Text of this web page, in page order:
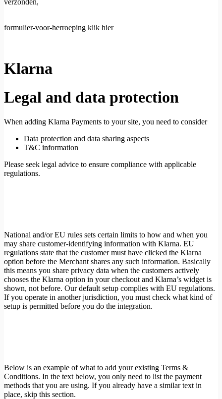
formulier-voor-herroeping klik hier
Klarna
Legal and data protection
When adding Klarna Payments to your site, you need to consider
Data protection and data sharing aspects
T&C information
Please seek legal advice to ensure compliance with applicable
regulations.
National and/or EU rules sets certain limits to how and when you
may share customer-identifying information with Klarna. EU
regulations state that the customer must have clicked the Klarna
option before the Merchant shares any such information. Basically
this means you share privacy data when the customers actively
chooses the Klarna option in your checkout and Klarna’s widget is
shown, not before. Our default setup complies with EU regulations.
If you operate in another jurisdiction, you must check what kind of
setup is permitted before you do the integration.
Below is an example of what to add your existing Terms &
Conditions. In the text below, you only need to list the payment
methods that you are using. If you already have a similar text in
place, skip this section.